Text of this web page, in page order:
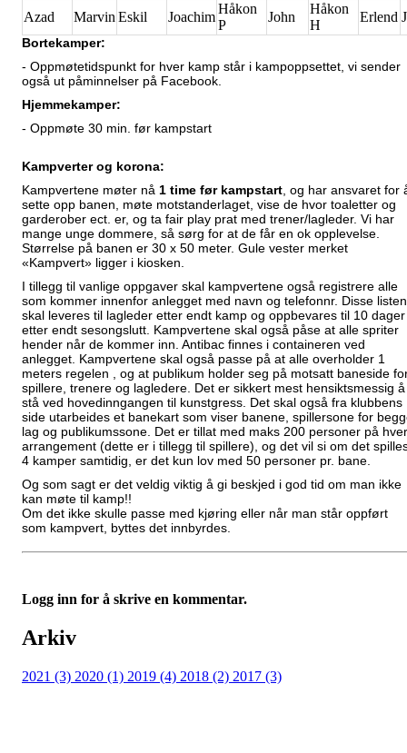
Azad Marvin Eskil Joachim
Håkon
P
John
Håkon
H
Erlend
Bortekamper:
- Oppmøtetidspunkt for hver kamp står i kampoppsettet, vi sender
også ut påminnelser på Facebook.
Hjemmekamper:
- Oppmøte 30 min. før kampstart
Kampverter og korona:
Kampvertene møter nå 1 time før kampstart, og har ansvaret for
sette opp banen, møte motstanderlaget, vise de hvor toaletter og
garderober ect. er, og ta fair play prat med trener/lagleder. Vi har
mange unge dommere, så sørg for at de får en ok opplevelse.
Størrelse på banen er 30 x 50 meter. Gule vester merket
«Kampvert» ligger i kiosken.
I tillegg til vanlige oppgaver skal kampvertene også registrere alle
som kommer innenfor anlegget med navn og telefonnr. Disse
skal leveres til lagleder etter endt kamp og oppbevares til 10 dager
etter endt sesongslutt. Kampvertene skal også påse at alle spriter
hender når de kommer inn. Antibac finnes i containeren ved
anlegget. Kampvertene skal også passe på at alle overholder 1
meters regelen , og at publikum holder seg på motsatt baneside
spillere, trenere og lagledere. Det er sikkert mest hensiktsmessig å
stå ved hovedinngangen til kunstgress. Det skal også fra klubbens
side utarbeides et banekart som viser banene, spillersone for
lag og publikumssone. Det er tillat med maks 200 personer på
arrangement (dette er i tillegg til spillere), og det vil si om det
4 kamper samtidig, er det kun lov med 50 personer pr. bane.
Og som sagt er det veldig viktig å gi beskjed i god tid om man ikke
kan møte til kamp!!
Om det ikke skulle passe med kjøring eller når man står oppført
som kampvert, byttes det innbyrdes.
Logg inn for å skrive en kommentar.
Arkiv
2021 (3) 2020 (1) 2019 (4) 2018 (2) 2017 (3)